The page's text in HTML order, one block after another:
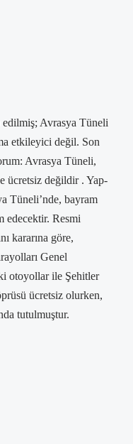
Avrasya Tüneli
etkileyici değil. Son
Avrasya Tüneli,
ücretsiz değildir . Yap-
Tüneli’nde, bayram
edecektir. Resmi
kararına göre,
Genel
otoyollar ile Şehitler
ücretsiz olurken,
tutulmuştur.